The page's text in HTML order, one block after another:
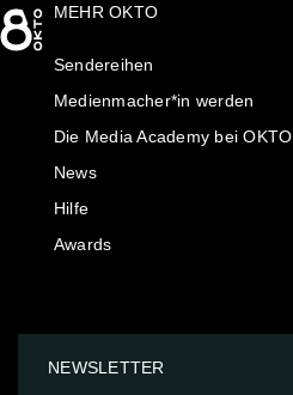
MEHR OKTO
Sendereihen
Medienmacher*in werden
Die Media Academy bei OKTO
News
Hilfe
Awards
NEWSLETTER